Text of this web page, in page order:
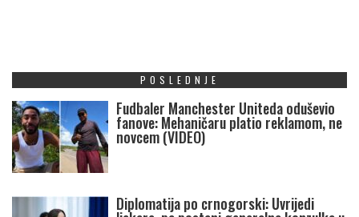
POSLEDNJE
Fudbaler Manchester Uniteda oduševio
fanove: Mehaničaru platio reklamom, ne
novcem (VIDEO)
Diplomatija po crnogorski: Uvrijedi